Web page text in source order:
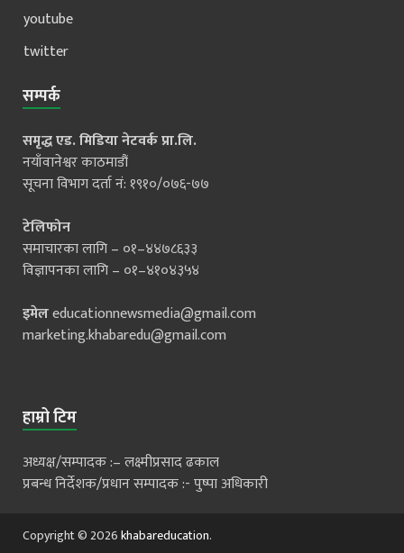
youtube
twitter
सम्पर्क
समृद्ध एड. मिडिया नेटवर्क प्रा.लि.
नयाँवानेश्वर काठमाडौं
सूचना विभाग दर्ता नं: १९१०/०७६-७७
टेलिफोन
समाचारका लागि – ०१–४४७८६३३
विज्ञापनका लागि – ०१–४१०४३५४
इमेलeducationnewsmedia@gmail.com
marketing.khabaredu@gmail.com
हाम्रो टिम
अध्यक्ष/सम्पादक :– लक्ष्मीप्रसाद ढकाल
प्रबन्ध निर्देशक/प्रधान सम्पादक :- पुष्पा अधिकारी
Copyright © 2026khabareducation.